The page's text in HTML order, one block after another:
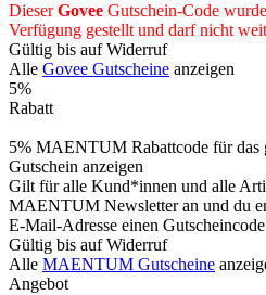
DieserGovee Gutschein-Code wurde
Verfügung gestellt und darf nicht
Gültig bis auf Widerruf
Alle Govee Gutscheine anzeigen
5%
Rabatt
5% MAENTUM Rabattcode für das
Gutschein anzeigen
Gilt für alle Kund*innen und alle
MAENTUM Newsletter an und du
E-Mail-Adresse einen
Gültig bis auf Widerruf
Alle MAENTUM Gutscheine
Angebot